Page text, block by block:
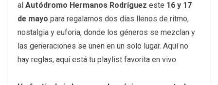
al Autódromo Hermanos Rodríguez este 16 y 17
de mayo para regalarnos dos días llenos de ritmo,
nostalgia y euforia, donde los géneros se mezclan y
las generaciones se unen en un solo lugar. Aquí no
hay reglas, aquí está tu playlist favorita en vivo.